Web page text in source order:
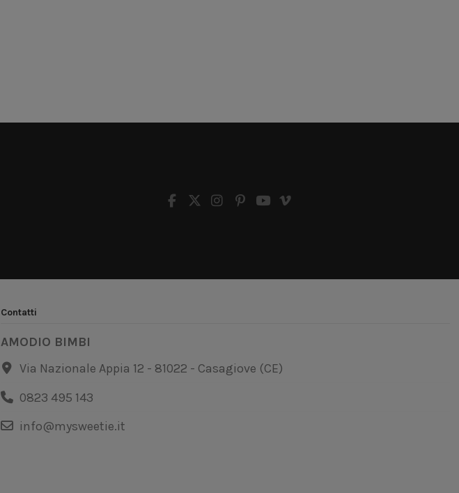
Contatti
AMODIO BIMBI
Via Nazionale Appia 12 - 81022 - Casagiove (CE)
0823 495 143
info@mysweetie.it